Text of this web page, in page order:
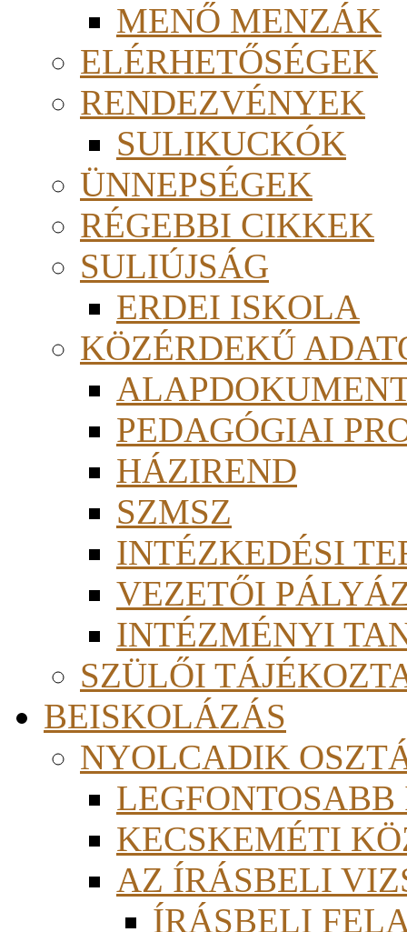
MENŐ MENZÁK
ELÉRHETŐSÉGEK
RENDEZVÉNYEK
SULIKUCKÓK
ÜNNEPSÉGEK
RÉGEBBI CIKKEK
SULIÚJSÁG
ERDEI ISKOLA
KÖZÉRDEKŰ
PEDAGÓGIAI
HÁZIREND
SZMSZ
INTÉZKEDÉSI
VEZETŐI
INTÉZMÉNYI
SZÜLŐI
BEISKOLÁZÁS
NYOLCADIK
KECSKEMÉTI
AZ ÍRÁSBELI
ÍRÁSBELI